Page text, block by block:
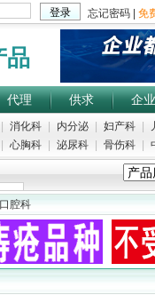
品
代理 供求 企业
消化科 内分泌 妇产科
心胸科 泌尿科 骨伤科
口腔科